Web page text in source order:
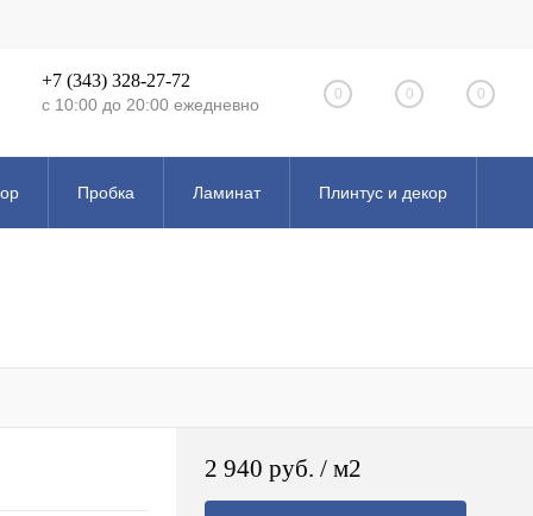
+7 (343) 328-27-72
с 10:00 до 20:00 ежедневно
0 0 0
Пробка Ламинат Плинтус и декор
2 940 руб. / м2